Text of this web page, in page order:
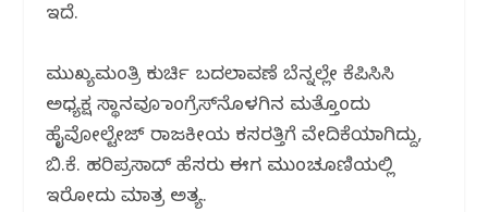
ಇದೆ.
ಮುಖ್ಯಮಂತ್ರಿ ಕುರ್ಚಿ ಬದಲಾವಣೆ ಬೆನ್ನಲ್ಲೇ ಕೆಪಿಸಿಸಿ
ಅಧ್ಯಕ್ಷ ಸ್ಥಾನವೂ ಕಾಂಗ್ರೆಸ್‌ನೊಳಗಿನ ಮತ್ತೊಂದು
ಹೈವೋಲ್ಟೇಜ್ ರಾಜಕೀಯ ಕಸರತ್ತಿಗೆ ವೇದಿಕೆಯಾಗಿದ್ದು,
ಬಿ.ಕೆ. ಹರಿಪ್ರಸಾದ್ ಹೆಸರು ಈಗ ಮುಂಚೂಣಿಯಲ್ಲಿ
ಇರೋದು ಮಾತ್ರ ಅತ್ಯ.